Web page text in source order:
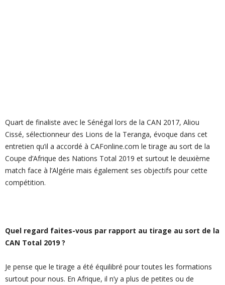
Quart de finaliste avec le Sénégal lors de la CAN 2017, Aliou
Cissé, sélectionneur des Lions de la Teranga, évoque dans cet
entretien qu’il a accordé à CAFonline.com le tirage au sort de la
Coupe d’Afrique des Nations Total 2019 et surtout le deuxième
match face à l’Algérie mais également ses objectifs pour cette
compétition.
Quel regard faites-vous par rapport au tirage au sort de la
CAN Total 2019 ?
Je pense que le tirage a été équilibré pour toutes les formations
surtout pour nous. En Afrique, il n’y a plus de petites ou de